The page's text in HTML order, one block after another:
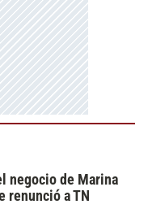
negocio de Marina
renunció a TN